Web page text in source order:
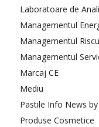
Laboratoare de
Managementul
Managementul
Managementul
Marcaj CE
Mediu
Pastile Info News
Produse Cosmetice